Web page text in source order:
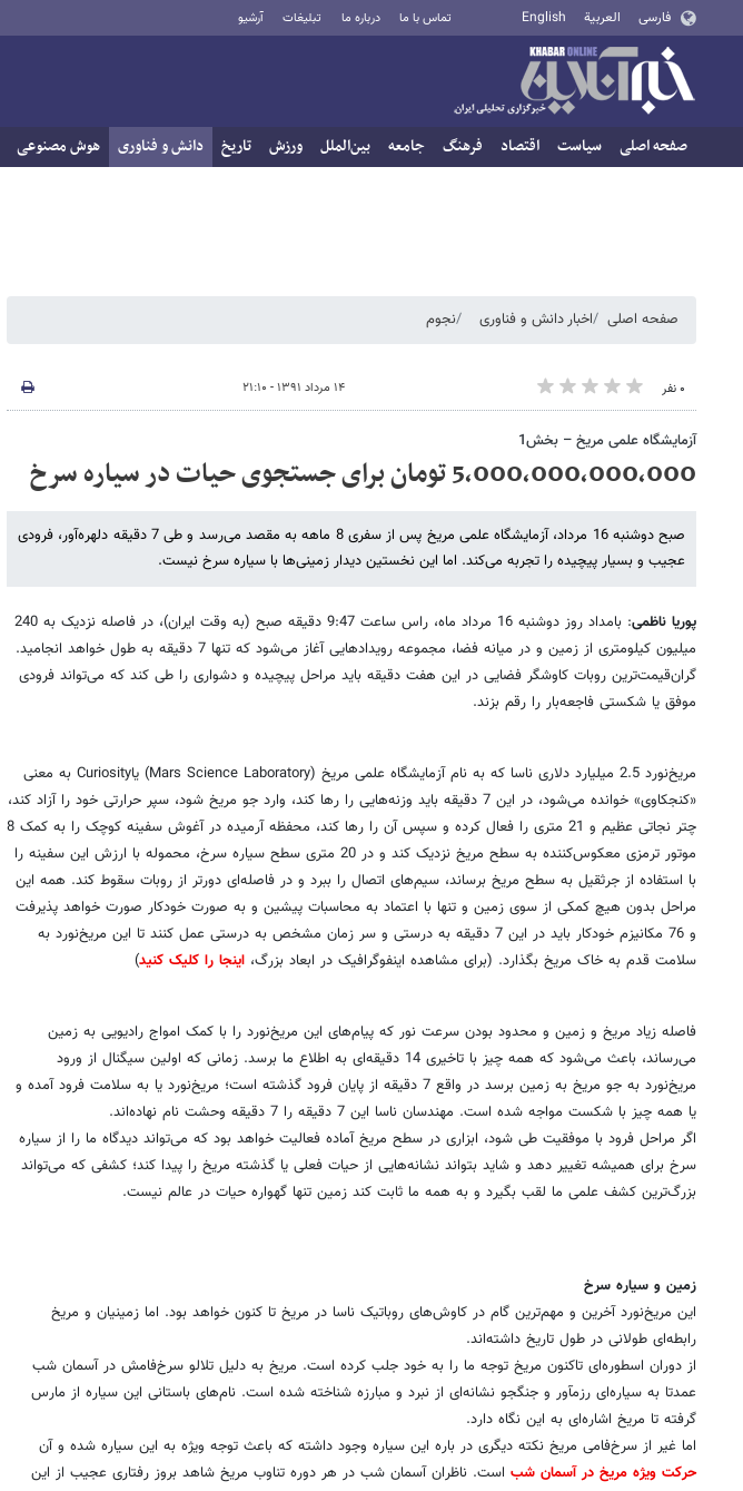
فارسی العربية English تماس با ما درباره ما تبلیغات آرشیو
صفحه اصلی سیاست اقتصاد فرهنگ جامعه بین‌الملل ورزش تاریخ دانش و فناوری هوش مصنوعی
مطالب پیشنهادی
۱۴ مرداد ۱۳۹۱ - ۲۱:۱۰
آزمایشگاه علمی مریخ – بخش1
5,000,000,000,000 تومان برای جستجوی حیات در سیاره سرخ
صبح دوشنبه 16 مرداد، آزمایشگاه علمی مریخ پس از سفری 8 ماهه به مقصد می‌رسد و طی 7 دقیقه دلهره‌آور، فرودی
عجیب و بسیار پیچیده را تجربه می‌کند. اما این نخستین دیدار زمینی‌ها با سیاره سرخ نیست.
گران‌قیمت‌ترین روبات کاوشگر فضایی در این هفت دقیقه باید مراحل پیچیده و دشواری را طی کند که می‌تواند فرودی
موفق یا شکستی فاجعه‌بار را رقم بزند.
مریخ‌نورد 2.5 میلیارد دلاری ناسا که به نام آزمایشگاه علمی مریخ (Mars Science Laboratory) یاCuriosity به معنی
«کنجکاوی» خوانده می‌شود، در این 7 دقیقه باید وزنه‌هایی را رها کند، وارد جو مریخ شود، سپر حرارتی خود را آزاد کند،
موتور ترمزی معکوس‌کننده به سطح مریخ نزدیک کند و در 20 متری سطح سیاره سرخ، محموله با ارزش این سفینه را
و 76 مکانیزم خودکار باید در این 7 دقیقه به درستی و سر زمان مشخص به درستی عمل کنند تا این مریخ‌نورد به
سلامت قدم به خاک مریخ بگذارد. (برای مشاهده اینفوگرافیک در ابعاد بزرگ، اینجا را کلیک کنید)
فاصله زیاد مریخ و زمین و محدود بودن سرعت نور که پیام‌های این مریخ‌نورد را با کمک امواج رادیویی به زمین
می‌رساند، باعث می‌شود که همه چیز با تاخیری 14 دقیقه‌ای به اطلاع ما برسد. زمانی که اولین سیگنال از ورود
مریخ‌نورد به جو مریخ به زمین برسد در واقع 7 دقیقه از پایان فرود گذشته است؛ مریخ‌نورد یا به سلامت فرود آمده و
بزرگ‌ترین کشف علمی ما لقب بگیرد و به همه ما ثابت کند زمین تنها گهواره حیات در عالم نیست.